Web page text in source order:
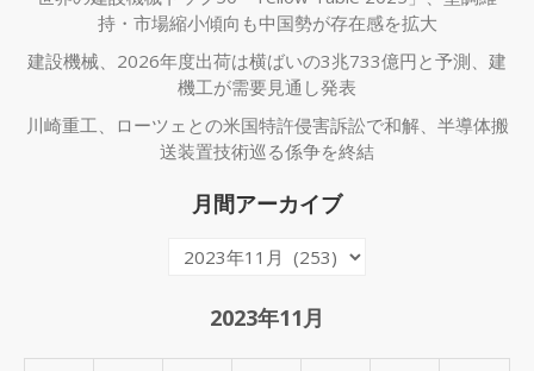
持・市場縮小傾向も中国勢が存在感を拡大
建設機械、2026年度出荷は横ばいの3兆733億円と予測、建
機工が需要見通し発表
川崎重工、ローツェとの米国特許侵害訴訟で和解、半導体搬
送装置技術巡る係争を終結
月間アーカイブ
2023年11月